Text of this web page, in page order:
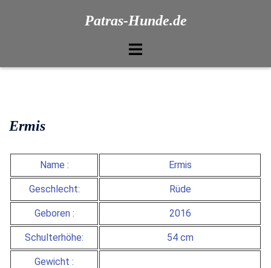
Patras-Hunde.de
Ermis
Name : Ermis
Geschlecht: Rüde
Geboren : 2016
Schulterhöhe: 54 cm
Gewicht :